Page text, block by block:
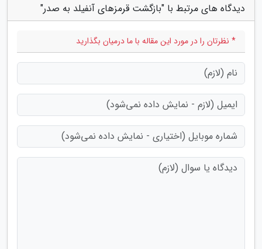
دیدگاه های مرتبط با "بازگشت قرمزهای آنفیلد به صدر"
* نظرتان را در مورد این مقاله با ما درمیان بگذارید